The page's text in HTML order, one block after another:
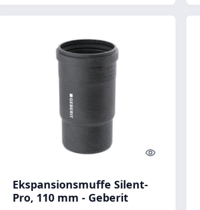
Quick look
Ekspansionsmuffe Silent-
Pro, 110 mm - Geberit